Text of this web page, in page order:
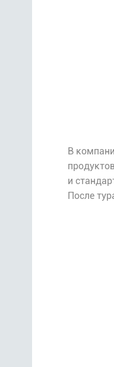
В
и
После